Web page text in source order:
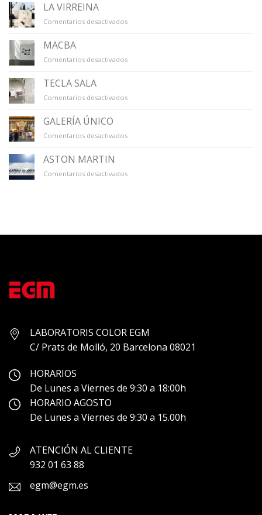
LA VIRREINA
Comentarios desactivadosen
MACBA
Comentarios desactivadosen
TECLA SALA
Comentarios desactivadosen
GALERÍA ÚNICO
Comentarios desactivadosen
ASTON MARTIN
Comentarios desactivadosen
LABORATORIS COLOR EGM
C/ Prats de Molló, 20 Barcelona 08021
HORARIOS
De Lunes a Viernes de 9:30 a 18:00h
HORARIO AGOSTO
De Lunes a Viernes de 9:30 a 15.00h
ATENCIÓN AL CLIENTE
932 01 63 88
egm@egm.es